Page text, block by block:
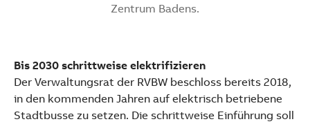
Zentrum Badens.
Bis 2030 schrittweise elektrifizieren
Der Verwaltungsrat der RVBW beschloss bereits 2018,
in den kommenden Jahren auf elektrisch betriebene
Stadtbusse zu setzen. Die schrittweise Einführung soll